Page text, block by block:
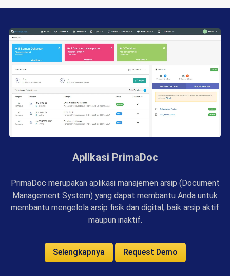
Aplikasi PrimaDoc
PrimaDoc merupakan aplikasi manajemen arsip (Document
Management System) yang dapat membantu Anda untuk
membantu mengelola arsip fisik dan digital, baik arsip aktif
maupun inaktif.
Selengkapnya Request Demo